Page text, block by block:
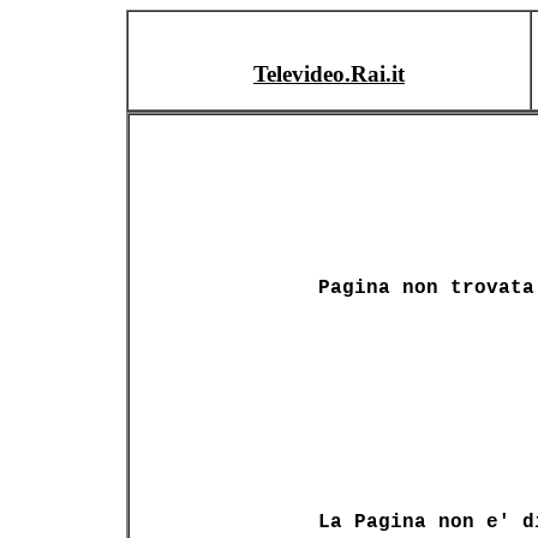
Televideo.Rai.it
Pagina non trovata
La Pagina non e'